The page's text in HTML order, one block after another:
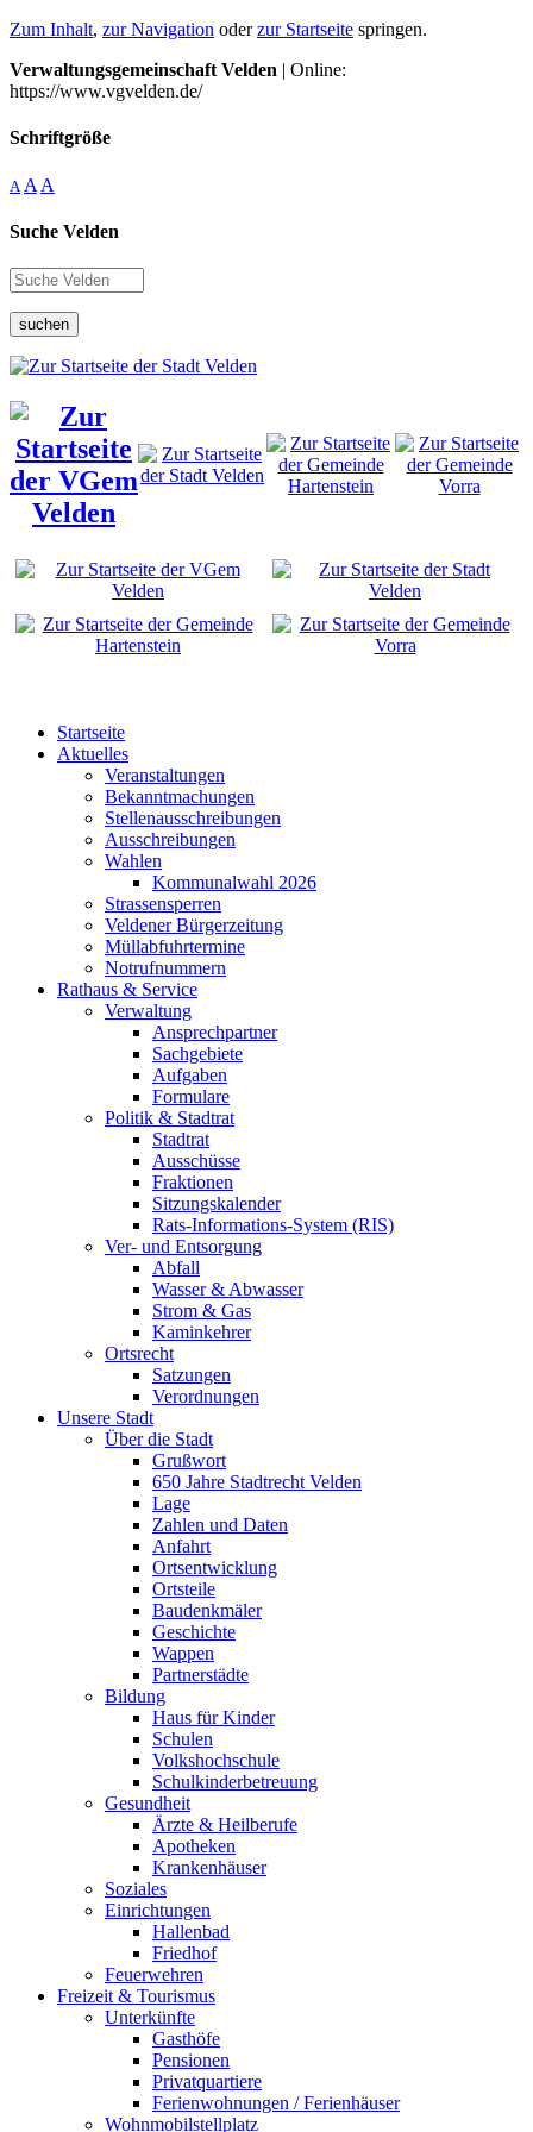
Zum Inhalt, zur Navigation oderzur Startseite springen.
Verwaltungsgemeinschaft Velden | Online:
https://www.vgvelden.de/
Schriftgröße
A A A
Suche Velden
suchen
Startseite
Aktuelles
Veranstaltungen
Bekanntmachungen
Stellenausschreibungen
Ausschreibungen
Wahlen
Kommunalwahl 2026
Strassensperren
Veldener Bürgerzeitung
Müllabfuhrtermine
Notrufnummern
Rathaus & Service
Verwaltung
Ansprechpartner
Sachgebiete
Aufgaben
Formulare
Politik & Stadtrat
Stadtrat
Ausschüsse
Fraktionen
Sitzungskalender
Rats-Informations-System (RIS)
Ver- und Entsorgung
Abfall
Wasser & Abwasser
Strom & Gas
Kaminkehrer
Ortsrecht
Satzungen
Verordnungen
Unsere Stadt
Über die Stadt
Grußwort
650 Jahre Stadtrecht Velden
Lage
Zahlen und Daten
Anfahrt
Ortsentwicklung
Ortsteile
Baudenkmäler
Geschichte
Wappen
Partnerstädte
Bildung
Haus für Kinder
Schulen
Volkshochschule
Schulkinderbetreuung
Gesundheit
Ärzte & Heilberufe
Apotheken
Krankenhäuser
Soziales
Einrichtungen
Hallenbad
Friedhof
Feuerwehren
Freizeit & Tourismus
Unterkünfte
Gasthöfe
Pensionen
Privatquartiere
Ferienwohnungen / Ferienhäuser
Wohnmobilstellplatz